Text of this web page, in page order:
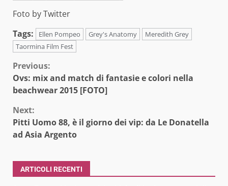
Foto by Twitter
Tags:
Ellen Pompeo Grey's Anatomy
Meredith Grey
Taormina Film Fest
Continue
Reading
Previous:
Ovs: mix and match di fantasie e colori nella
beachwear 2015 [FOTO]
Next:
Pitti Uomo 88, è il giorno dei vip: da Le Donatella
ad Asia Argento
ARTICOLI RECENTI